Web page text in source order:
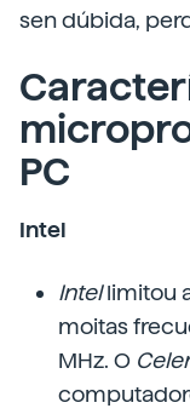
sen dúbida,
PC
Intel
Intellimitou
moitas
MHz. O